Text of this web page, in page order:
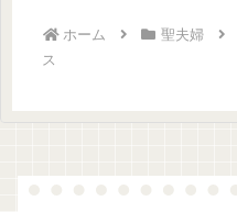
ホーム 聖夫婦
ス